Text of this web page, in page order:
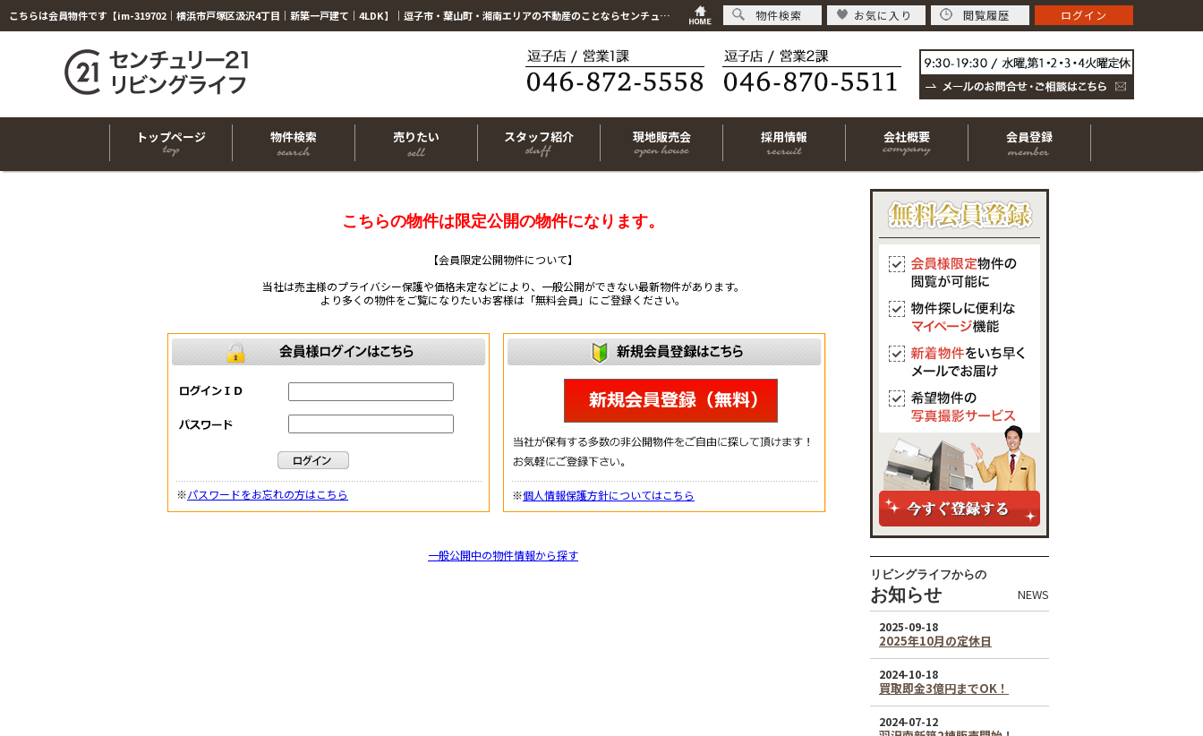
こちらは会員物件です【im-319702｜横浜市戸塚区汲沢4丁目｜新築一戸建て｜4LDK】｜逗子市・葉山町・湘南エリアの不動産のことならセンチュリー21リビングライフにお任せください！
トップページ 物件検索 売りたい スタッフ紹介 現地販売会 採用情報 会社概要 会員登録
こちらの物件は限定公開の物件になります。
【会員限定公開物件について】
当社は売主様のプライバシー保護や価格未定などにより、一般公開ができない最新物件があります。
より多くの物件をご覧になりたいお客様は「無料会員」にご登録ください。
※パスワードをお忘れの方はこちら ※個人情報保護方針についてはこちら
一般公開中の物件情報から探す
リビングライフからの
お知らせ NEWS
物件検索 お気に入り 閲覧履歴 ログイン